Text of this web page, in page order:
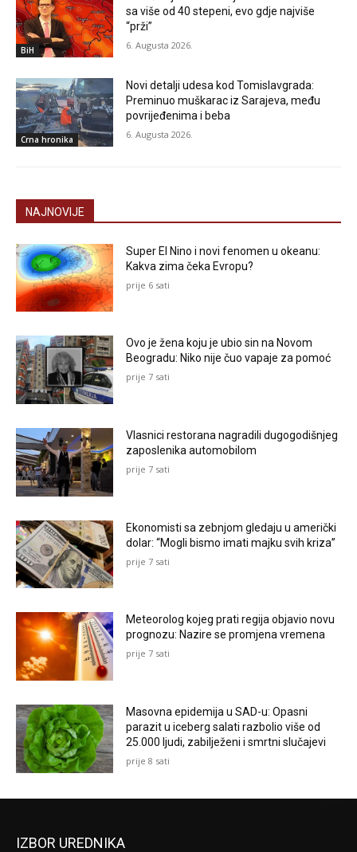
BiH
sa više od 40 stepeni, evo gdje najviše
“prži”
6. Augusta 2026.
Crna hronika
Novi detalji udesa kod Tomislavgrada:
Preminuo muškarac iz Sarajeva, među
povrijeđenima i beba
6. Augusta 2026.
NAJNOVIJE
Super El Nino i novi fenomen u okeanu:
Kakva zima čeka Evropu?
prije 6 sati
Ovo je žena koju je ubio sin na Novom
Beogradu: Niko nije čuo vapaje za pomoć
prije 7 sati
Vlasnici restorana nagradili dugogodišnjeg
zaposlenika automobilom
prije 7 sati
Ekonomisti sa zebnjom gledaju u američki
dolar: “Mogli bismo imati majku svih kriza”
prije 7 sati
Meteorolog kojeg prati regija objavio novu
prognozu: Nazire se promjena vremena
prije 7 sati
Masovna epidemija u SAD-u: Opasni
parazit u iceberg salati razbolio više od
25.000 ljudi, zabilježeni i smrtni slučajevi
prije 8 sati
IZBOR UREDNIKA